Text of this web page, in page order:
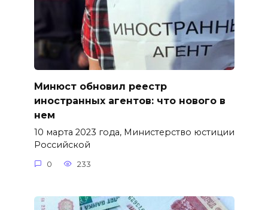
Минюст обновил реестр
иностранных агентов: что нового в
нем
10 марта 2023 года, Министерство юстиции
Российской
0 233